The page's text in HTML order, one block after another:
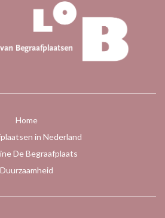
Home
in Nederland
De Begraafplaats
Duurzaamheid